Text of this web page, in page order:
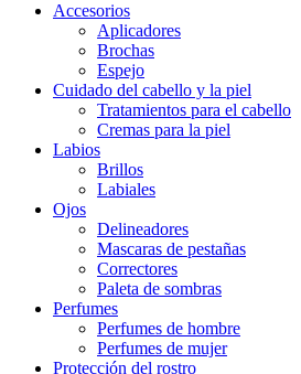
Accesorios
Aplicadores
Brochas
Espejo
Cuidado del cabello y la piel
Tratamientos para el cabello
Cremas para la piel
Labios
Brillos
Labiales
Ojos
Delineadores
Mascaras de pestañas
Correctores
Paleta de sombras
Perfumes
Perfumes de hombre
Perfumes de mujer
Protección del rostro